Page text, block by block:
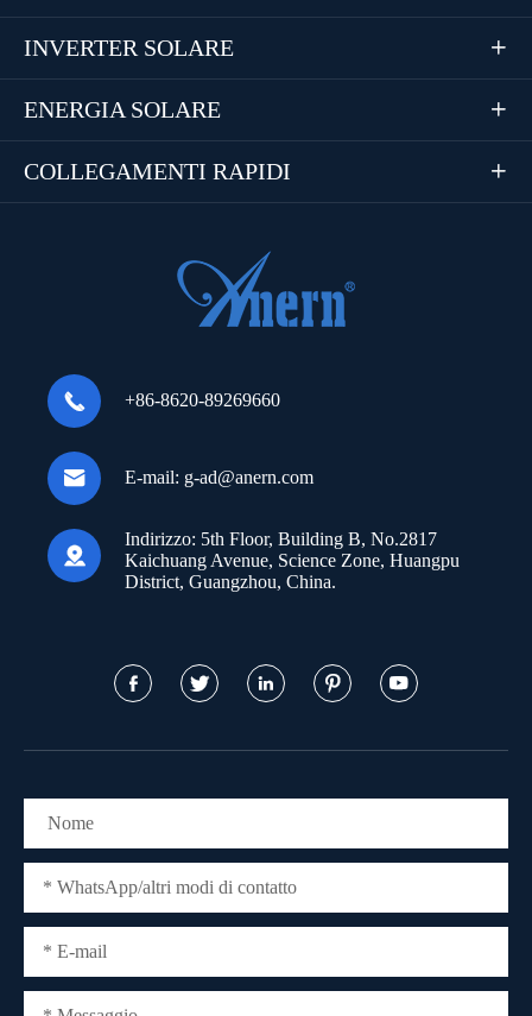
INVERTER SOLARE 
ENERGIA SOLARE 
COLLEGAMENTI RAPIDI 
 +86-8620-89269660
 E-mail: g-ad@anern.com

Indirizzo: 5th Floor, Building B, No.2817
Kaichuang Avenue, Science Zone, Huangpu
District, Guangzhou, China.
    